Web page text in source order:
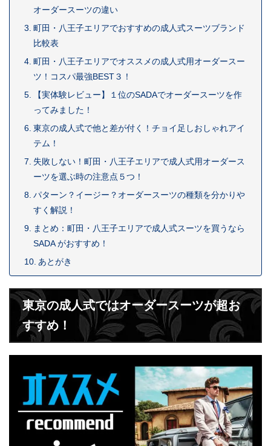
オーダースーツの違い
町田・八王子エリアでおすすめの成人式スーツブランド
比較表
町田・八王子エリアでオススメの成人式用オーダースー
ツ！コスパ最強BEST３！
【実体験レビュー】１位のSADAでオーダースーツを作
ってみました！
東京の成人式で他と差が付く！チョイ足しおしゃれアイ
テム！
失敗しない！町田・八王子エリアで成人式用オーダース
ーツを選ぶ時の注意点５つ！
パターン？イージー？オーダースーツの種類を分かりや
すく解説！
まとめ：町田・八王子エリアで成人式スーツを買うなら
SADA がおすすめ！
あとがき
東京の成人式ではオーダースーツが超お
すすめ！